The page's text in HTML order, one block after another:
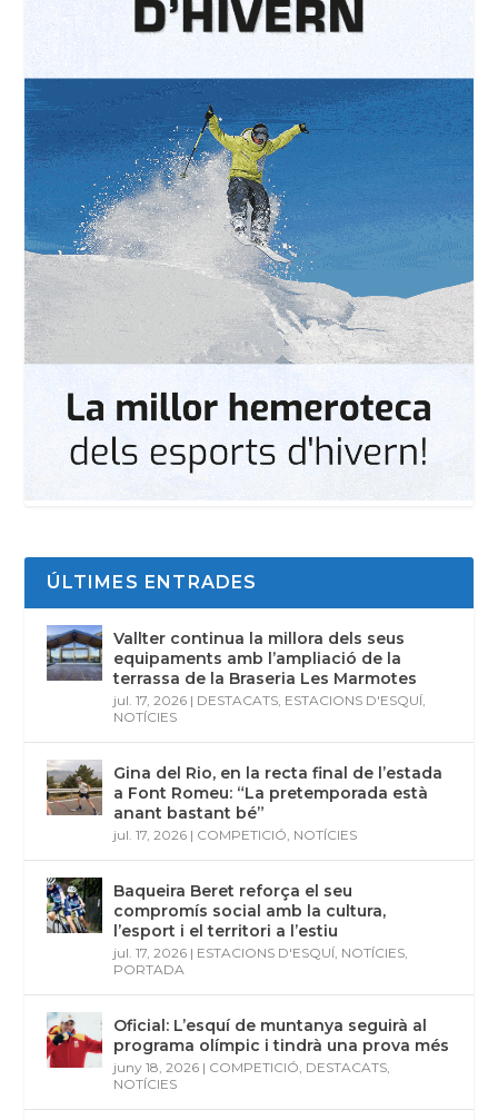
ÚLTIMES ENTRADES
Vallter continua la millora dels seus
equipaments amb l’ampliació de la
terrassa de la Braseria Les Marmotes
jul. 17, 2026 | DESTACATS, ESTACIONS D'ESQUÍ,
NOTÍCIES
Gina del Rio, en la recta final de l’estada
a Font Romeu: “La pretemporada està
anant bastant bé”
jul. 17, 2026 | COMPETICIÓ, NOTÍCIES
Baqueira Beret reforça el seu
compromís social amb la cultura,
l’esport i el territori a l’estiu
jul. 17, 2026 | ESTACIONS D'ESQUÍ, NOTÍCIES,
PORTADA
Oficial: L’esquí de muntanya seguirà al
programa olímpic i tindrà una prova més
juny 18, 2026 | COMPETICIÓ, DESTACATS,
NOTÍCIES